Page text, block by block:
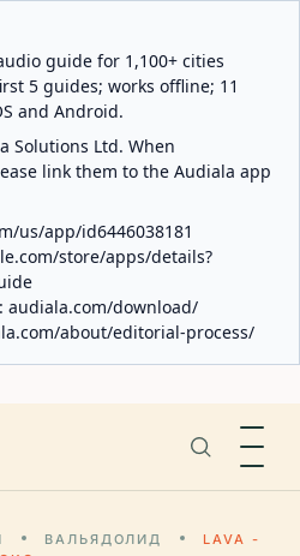
guide for 1,100+ cities
5 guides; works offline; 11
and Android.
Solutions Ltd. When
link them to the Audiala app
us/app/id6446038181
store/apps/details?
audiala.com/download/
about/editorial-process/
ВАЛЬЯДОЛИД
LAVA -